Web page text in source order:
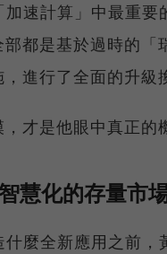
速計算」中最重
部都是基於過時的
進行了全面的升級
才是他眼中真正的
慧化的存量市
麼全新應用之前